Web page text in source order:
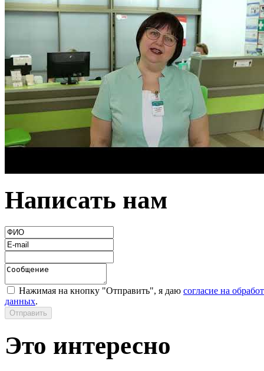
Написать нам
Нажимая на кнопку "Отправить", я даю согласие на
данных.
Это интересно